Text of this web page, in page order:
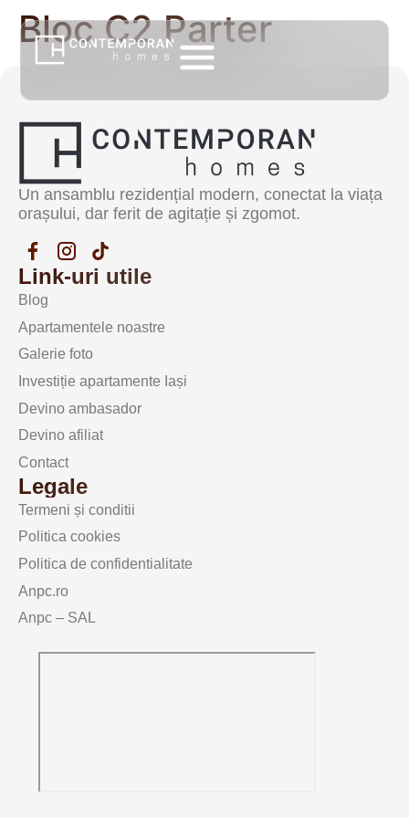
Bloc C2 Parter
Un ansamblu rezidențial modern, conectat la viața
orașului, dar ferit de agitație și zgomot.
Link-uri utile
Blog
Apartamentele noastre
Galerie foto
Investiție apartamente Iași
Devino ambasador
Devino afiliat
Contact
Legale
Termeni și conditii
Politica cookies
Politica de confidentialitate
Anpc.ro
Anpc – SAL